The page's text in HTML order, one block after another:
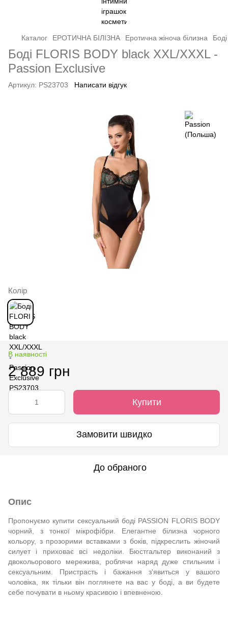
Каталог ЕРОТИЧНА БІЛІЗНА Еротична жіноча білизна Боді
Боді FLORIS BODY black XXL/XXXL -
Passion Exclusive
Артикул: PS23703 Написати відгук
Колір
В наявності
2 889 грн
Купити
Замовити швидко
До обраного
Опис
Пропонуємо купити сексуальний боді PASSION FLORIS BODY
чорний, з тонкої мікрофібри. Елегантне білизна чорного
кольору, з прозорими вставками з боків, підкреслить жіночий
силует і приховає всі недоліки. Бюстгальтер виконаний з
двокольорового мережива, роблячи наряд дуже стильним і
сексуальним. Пристрасть і бажання з'явиться у вашого
чоловіка, як тільки він поглянете на вас у боді, а ви будете
себе почувати в ньому красивою і впевненою.